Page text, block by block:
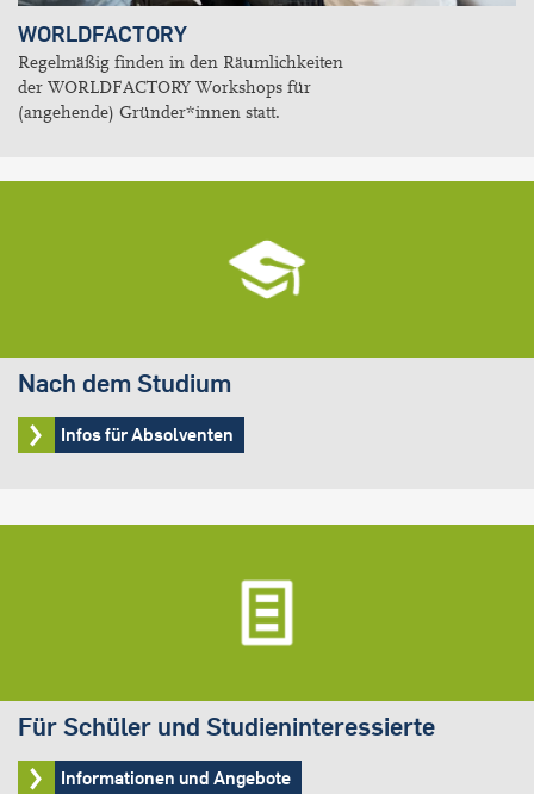
WORLDFACTORY
Regelmäßig finden in den Räumlichkeiten
der WORLDFACTORY Workshops für
(angehende) Gründer*innen statt.
Nach dem Studium
Infos für Absolventen
Für Schüler und Studieninteressierte
Informationen und Angebote